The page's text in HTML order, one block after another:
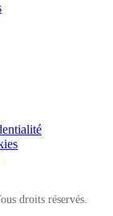
droits réservés.